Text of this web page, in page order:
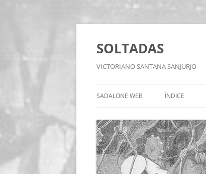
Saltar
SOLTADAS
VICTORIANO SANTANA SANJURJO
SADALONE WEB ÍNDICE